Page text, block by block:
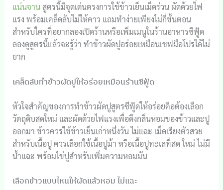
แน่นจานสูตรนี้มีจุดเด่นตรงการใช้ข้าวเย็นเม็ดร่วน ผัดด้วยไฟ
แรง พร้อมเคล็ดลับไม่ให้คาว แถมทำง่ายเพียงไม่กี่ขั้นตอน
สำหรับใครที่อยากลองเปิดร้านหรือเพิ่มเมนูในร้านอาหารซีฟู้ด
ลองดูสูตรนี้แล้วจะรู้ว่า ทำข้าวผัดปูอร่อยเหมือนเชฟมือโปรได้ไม่
ยาก
เคล็ดลับทำข้าวผัดปูให้อร่อยเหมือนร้านซีฟู้ด
หัวใจสำคัญของการทำข้าวผัดปูสูตรซีฟู้ดให้อร่อยคือต้องเลือก
วัตถุดิบสดใหม่ และผัดด้วยไฟแรงเพื่อดึงกลิ่นหอมของข้าวและปู
ออกมา ข้าวควรใช้ข้าวเย็นเก่าหนึ่งวัน ไม่แฉะ เม็ดเรียงตัวสวย
สำหรับเนื้อปู ควรเลือกใช้เนื้อปูม้า หรือเนื้อปูทะเลที่สด ใหม่ ไม่มี
น้ำแฉะ พร้อมไข่ปูสำหรับเพิ่มความหอมมัน
เลือกข้าวแบบไหนให้ผัดแล้วหอม ไม่แฉะ